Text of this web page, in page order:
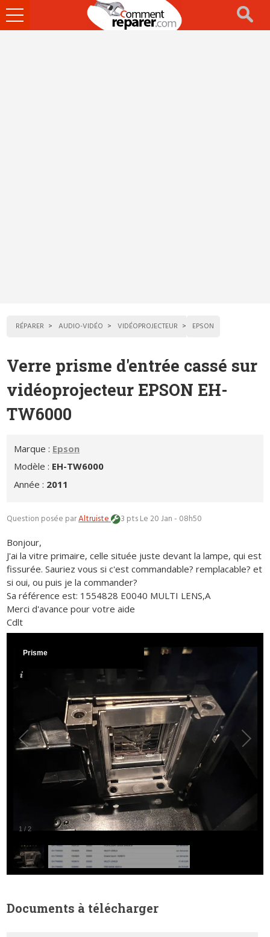
Ouvrir
le
RÉPARER AUDIO-VIDÉO VIDÉOPROJECTEUR EPSON
Verre prisme d'entrée cassé sur
vidéoprojecteur EPSON EH-
TW6000
Marque : Epson
Modèle : EH-TW6000
Année : 2011
Question posée parAltruiste 3 ptsLe 20 Jan - 08h50
Bonjour,
J'ai la vitre primaire, celle située juste devant la lampe, qui est
fissurée. Sauriez vous si c'est commandable? remplacable? et
si oui, ou puis je la commander?
Sa référence est: 1554828 E0040 MULTI LENS,A
Merci d'avance pour votre aide
Cdlt
1 / 2
Prisme
Documents à télécharger